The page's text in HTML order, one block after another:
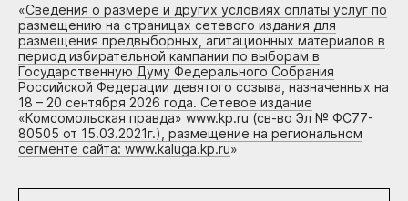
«Сведения о размере и других условиях оплаты услуг по
размещению на страницах сетевого издания для
размещения предвыборных, агитационных материалов в
период избирательной кампании по выборам в
Государственную Думу Федерального Собрания
Российской Федерации девятого созыва, назначенных на
18 – 20 сентября 2026 года. Сетевое издание
«Комсомольская правда» www.kp.ru (св-во Эл № ФС77-
80505 от 15.03.2021г.), размещение на региональном
сегменте сайта: www.kaluga.kp.ru»